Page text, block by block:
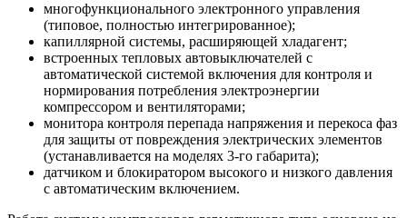
многофункционального электронного управления
(типовое, полностью интегрированное);
капиллярной системы, расширяющей хладагент;
встроенных тепловых автовыключателей с
автоматической системой включения для контроля и
нормирования потребления электроэнергии
компрессором и вентиляторами;
монитора контроля перепада напряжения и перекоса фаз
для защиты от повреждения электрических элементов
(устанавливается на моделях 3-го габарита);
датчиком и блокиратором высокого и низкого давления
с автоматическим включением.